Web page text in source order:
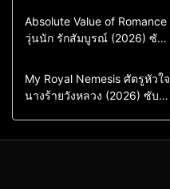
Comedy
Drama
ซีรี่ย์เกาหลี
ซีรี่ย์เกาหลีพากย์ไทย
Absolute Value of Romance
วุ่นนัก รักสัมบูรณ์ (2026) ซับ
Comedy
Drama
Sci-Fi & Fantasy
My Royal Nemesis ศัตรูหัวใจ
นางร้ายวังหลวง (2026) ซับ